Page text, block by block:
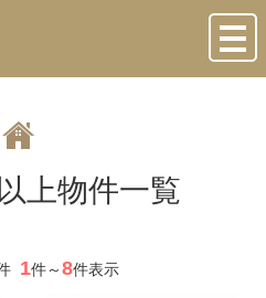
上物件一覧
1件～8件表示